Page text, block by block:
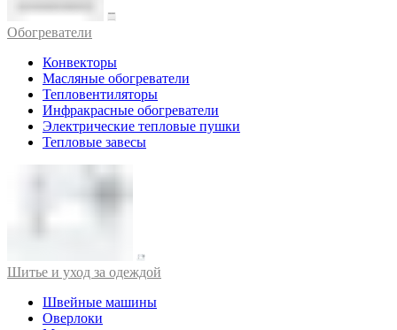
Обогреватели
Конвекторы
Масляные обогреватели
Тепловентиляторы
Инфракрасные обогреватели
Электрические тепловые пушки
Тепловые завесы
Шитье и уход за одеждой
Швейные машины
Оверлоки